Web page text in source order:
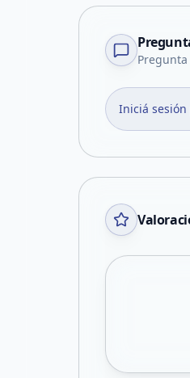
Iniciá sesión